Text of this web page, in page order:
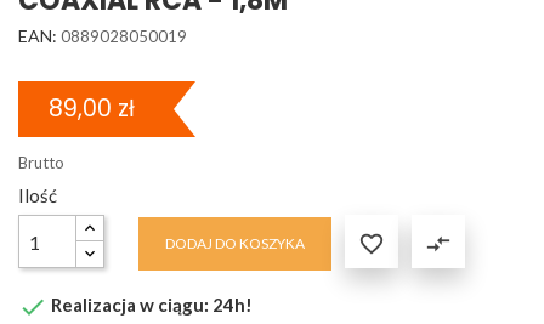
EAN: 0889028050019
89,00 zł
Brutto
Ilość
DODAJ DO KOSZYKA  compare_arrows
 Realizacja w ciągu: 24h!